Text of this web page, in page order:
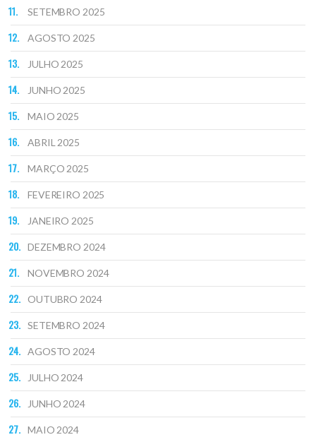
SETEMBRO 2025
AGOSTO 2025
JULHO 2025
JUNHO 2025
MAIO 2025
ABRIL 2025
MARÇO 2025
FEVEREIRO 2025
JANEIRO 2025
DEZEMBRO 2024
NOVEMBRO 2024
OUTUBRO 2024
SETEMBRO 2024
AGOSTO 2024
JULHO 2024
JUNHO 2024
MAIO 2024